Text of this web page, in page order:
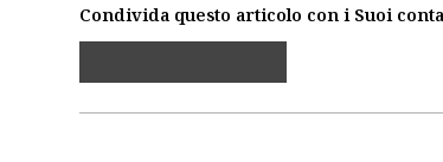
Condivida questo articolo con i Suoi